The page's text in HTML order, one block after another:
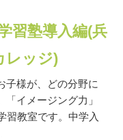
習塾導入編(兵
レッジ)
子様が、どの分野に
イメージング力」
習教室です。中学入